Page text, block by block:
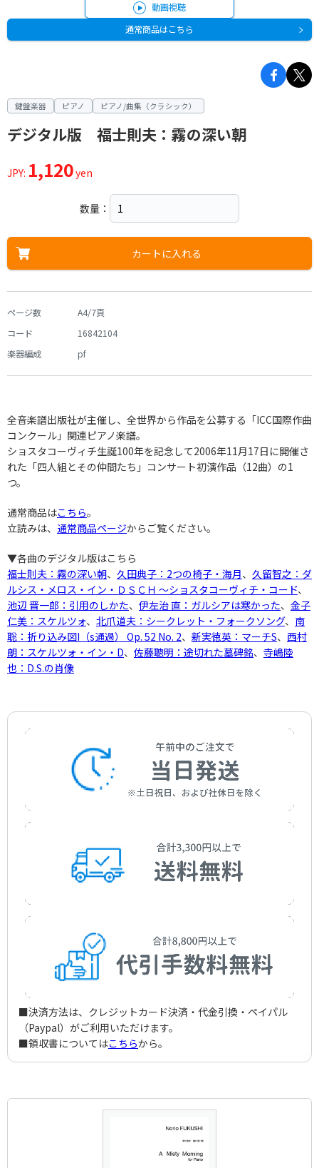
動画視聴
通常商品はこちら
鍵盤楽器 ピアノ ピアノ/曲集（クラシック）
デジタル版 福士則夫：霧の深い朝
JPY: 1,120yen
数量：
カートに入れる
ページ数
A4/7頁
コード
16842104
楽器編成
pf
全音楽譜出版社が主催し、全世界から作品を公募する「ICC国際作曲
コンクール」関連ピアノ楽譜。
ショスタコーヴィチ生誕100年を記念して2006年11月17日に開催さ
れた「四人組とその仲間たち」コンサート初演作品（12曲）の1
つ。
通常商品はこちら。
立読みは、 通常商品ページからご覧ください。
▼各曲のデジタル版はこちら
福士則夫：霧の深い朝、 久田典子：2つの椅子・海月、 久留智之：ダ
ルシス・メロス・イン・ＤＳＣＨ ～ショスタコーヴィチ・コード、
池辺 晋一郎：引用のしかた、 伊左治 直：ガルシアは寒かった、 金子
仁美：スケルツォ、 北爪道夫：シークレット・フォークソング、 南
聡：折り込み図I（s通過） Op. 52 No. 2、 新実徳英：マーチS、 西村
朗：スケルツォ・イン・D、 佐藤聰明：途切れた墓碑銘、 寺嶋陸
也：D.S.の肖像
■決済方法は、クレジットカード決済・代金引換・ペイパル
（Paypal）がご利用いただけます。
■領収書についてはこちらから。